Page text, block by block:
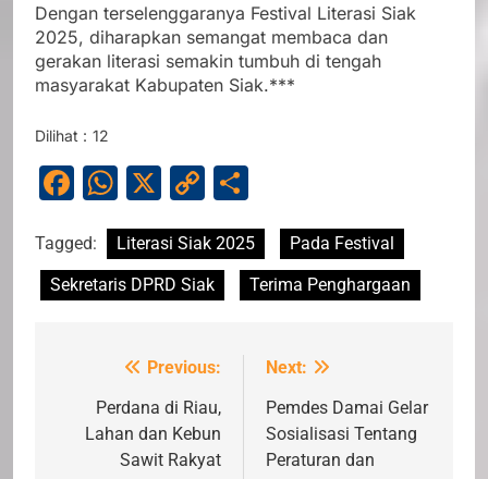
Dengan terselenggaranya Festival Literasi Siak
2025, diharapkan semangat membaca dan
gerakan literasi semakin tumbuh di tengah
masyarakat Kabupaten Siak.***
Dilihat : 12
Facebook
WhatsApp
X
Copy
Tagged: Literasi Siak 2025
Pada Festival
Sekretaris DPRD Siak
Terima Penghargaan
Navigasi
pos
Previous:
Perdana di Riau,
Lahan dan Kebun
Sawit Rakyat
Next:
Pemdes Damai Gelar
Sosialisasi Tentang
Peraturan dan